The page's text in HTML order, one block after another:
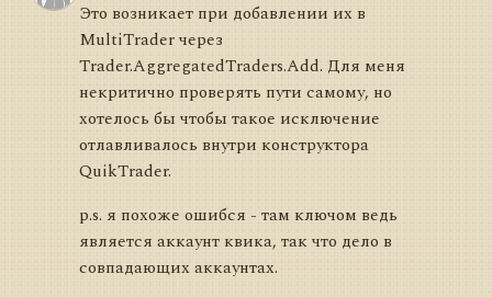
Это возникает при добавлении их в
MultiTrader через
Trader.AggregatedTraders.Add. Для меня
некритично проверять пути самому, но
хотелось бы чтобы такое исключение
отлавливалось внутри конструктора
QuikTrader.
p.s. я похоже ошибся - там ключом ведь
является аккаунт квика, так что дело в
совпадающих аккаунтах.